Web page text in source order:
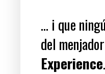
... i que
del
Experience